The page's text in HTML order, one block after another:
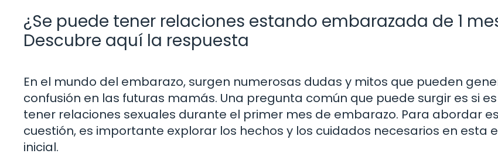
¿Se puede tener relaciones estando embarazada de 1
Descubre aquí la respuesta
En el mundo del embarazo, surgen numerosas dudas y mitos que pueden
confusión en las futuras mamás. Una pregunta común que puede surgir es si
tener relaciones sexuales durante el primer mes de embarazo. Para abordar
cuestión, es importante explorar los hechos y los cuidados necesarios en esta
inicial.